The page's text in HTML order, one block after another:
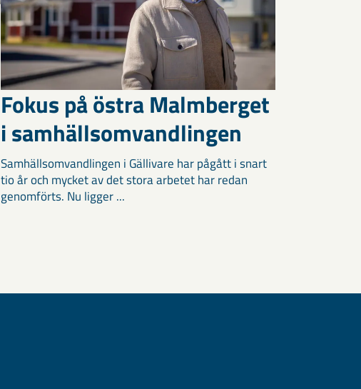
Fokus på östra Malmberget
i samhällsomvandlingen
Samhällsomvandlingen i Gällivare har pågått i snart
tio år och mycket av det stora arbetet har redan
genomförts. Nu ligger ...